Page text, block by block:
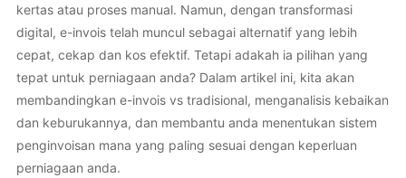
kertas atau proses manual. Namun, dengan transformasi
digital, e-invois telah muncul sebagai alternatif yang lebih
cepat, cekap dan kos efektif. Tetapi adakah ia pilihan yang
tepat untuk perniagaan anda? Dalam artikel ini, kita akan
membandingkan e-invois vs tradisional, menganalisis kebaikan
dan keburukannya, dan membantu anda menentukan sistem
penginvoisan mana yang paling sesuai dengan keperluan
perniagaan anda.